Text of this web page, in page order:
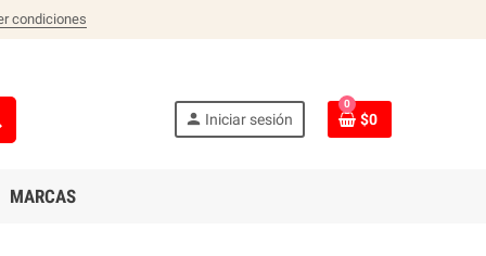
condiciones
person Iniciar sesión
0
$0
MARCAS